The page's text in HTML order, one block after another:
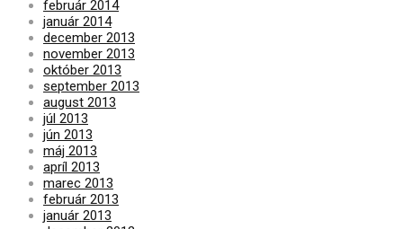
február 2014
január 2014
december 2013
november 2013
október 2013
september 2013
august 2013
júl 2013
jún 2013
máj 2013
apríl 2013
marec 2013
február 2013
január 2013